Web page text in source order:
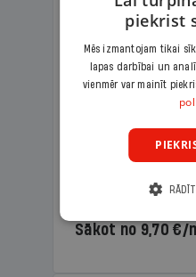
KOMPLEKTS IR
Ģimenes komplekts
lasāmžurnāls
lasāmviela
Sākot no 9,70 €/
piekrist
Mēs izmantojam tikai
lapas darbībai un
vienmēr var mainīt